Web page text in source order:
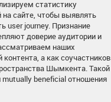
статистику
сайте, чтобы выявлять
user journey. Признание
доверие аудитории и
наших
контента, а как соучастников
Шымкента. Такой
mutually beneficial отношения